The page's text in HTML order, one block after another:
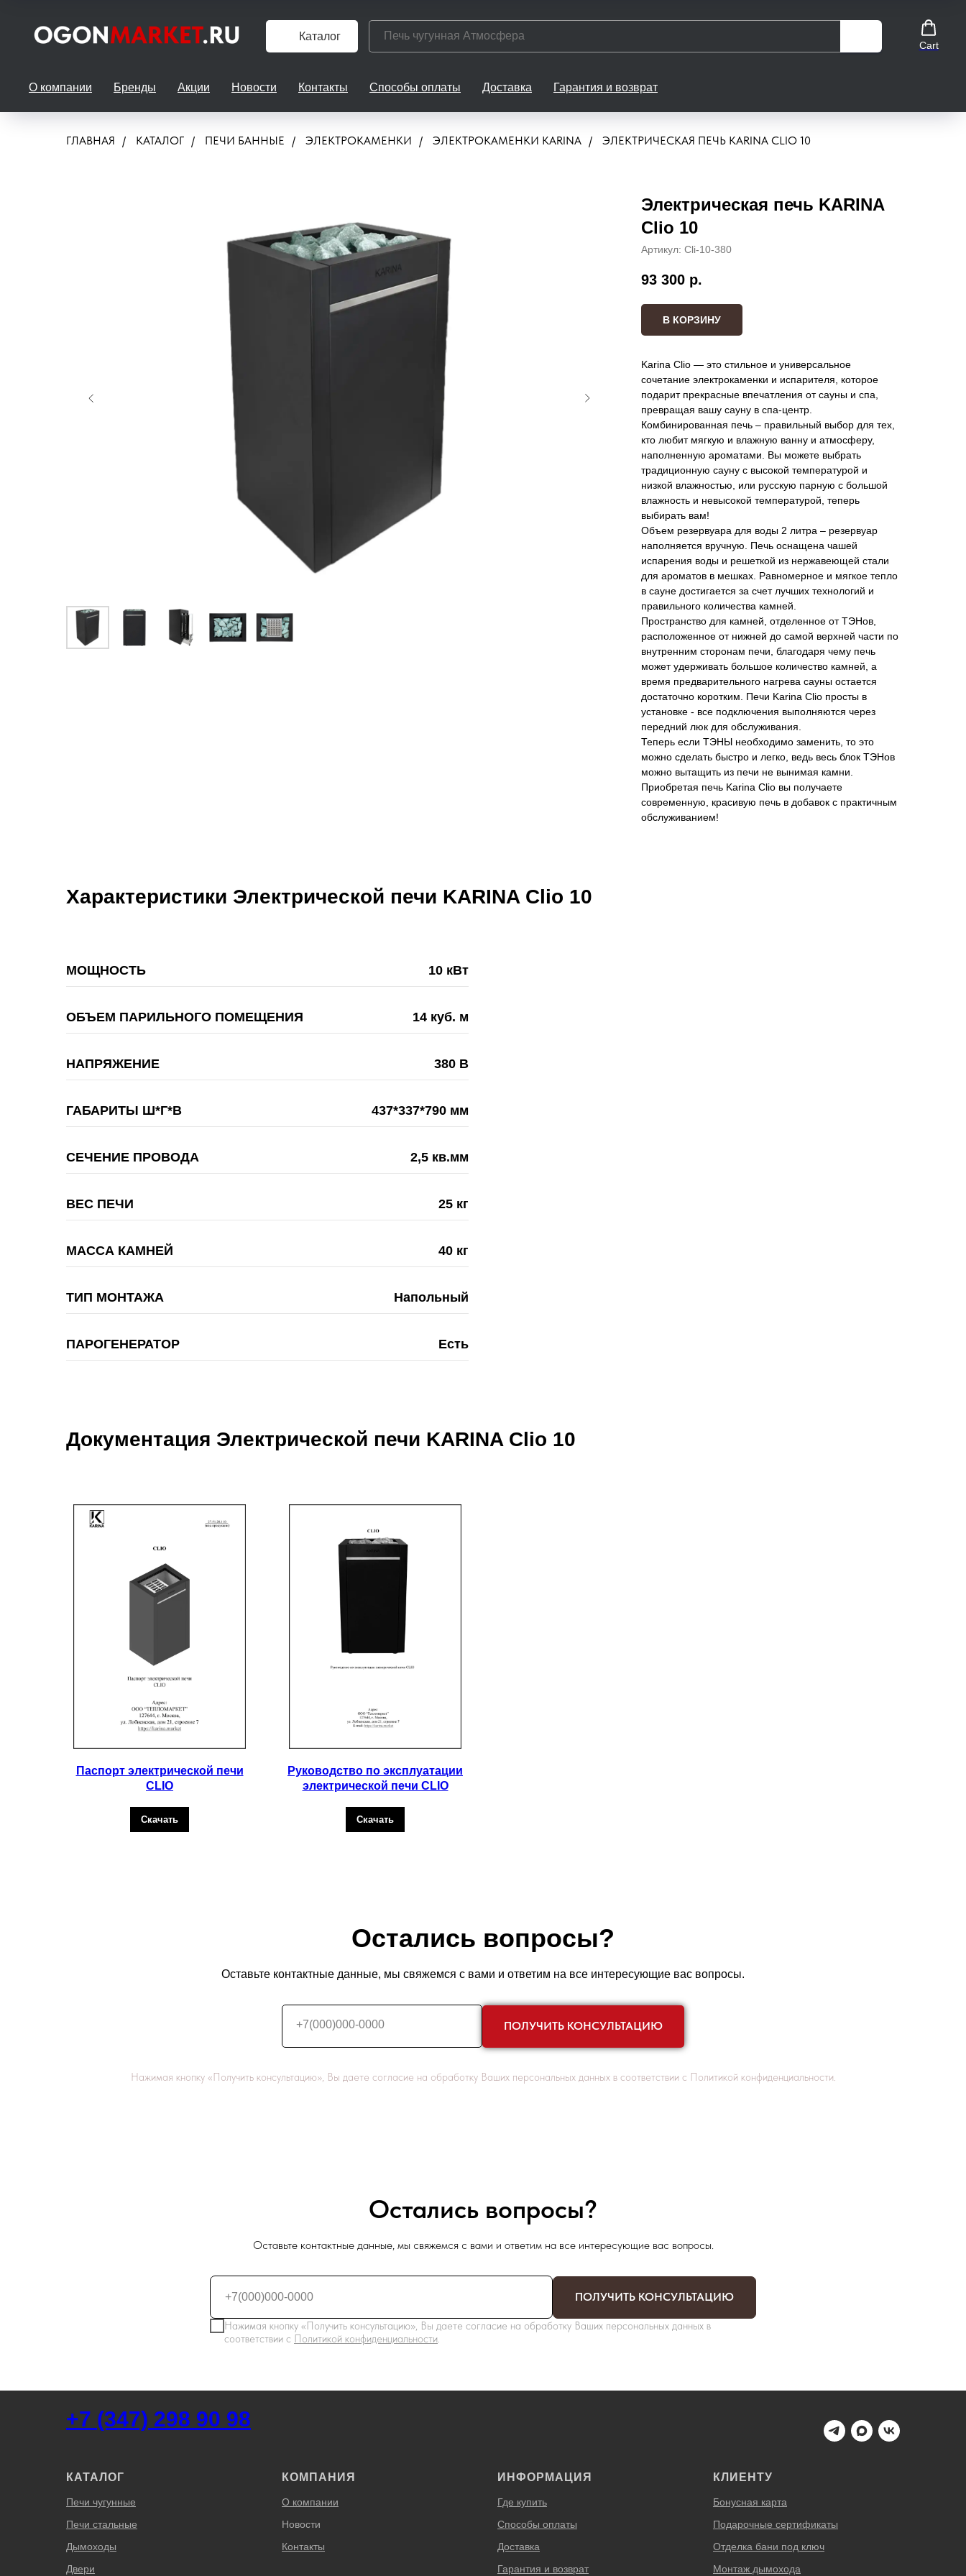
Каталог
Cart
О компании Бренды Акции Новости Контакты Способы оплаты Доставка Гарантия и возврат
ГЛАВНАЯ / КАТАЛОГ / ПЕЧИ БАННЫЕ / ЭЛЕКТРОКАМЕНКИ / ЭЛЕКТРОКАМЕНКИ KARINA / ЭЛЕКТРИЧЕСКАЯ ПЕЧЬ KARINA CLIO 10
Электрическая печь KARINA
Clio 10
Артикул: Cli-10-380
93 300 р.
В КОРЗИНУ
Karina Clio — это стильное и универсальное
сочетание электрокаменки и испарителя, которое
подарит прекрасные впечатления от сауны и спа,
превращая вашу сауну в спа-центр.
Комбинированная печь – правильный выбор для тех,
кто любит мягкую и влажную ванну и атмосферу,
наполненную ароматами. Вы можете выбрать
традиционную сауну c высокой температурой и
низкой влажностью, или русскую парную с большой
влажность и невысокой температурой, теперь
выбирать вам!
Объем резервуара для воды 2 литра – резервуар
наполняется вручную. Печь оснащена чашей
испарения воды и решеткой из нержавеющей стали
для ароматов в мешках. Равномерное и мягкое тепло
в сауне достигается за счет лучших технологий и
правильного количества камней.
Пространство для камней, отделенное от ТЭНов,
расположенное от нижней до самой верхней части по
внутренним сторонам печи, благодаря чему печь
может удерживать большое количество камней, а
время предварительного нагрева сауны остается
достаточно коротким. Печи Karina Clio просты в
установке - все подключения выполняются через
передний люк для обслуживания.
Теперь если ТЭНЫ необходимо заменить, то это
можно сделать быстро и легко, ведь весь блок ТЭНов
можно вытащить из печи не вынимая камни.
Приобретая печь Karina Clio вы получаете
современную, красивую печь в добавок с практичным
обслуживанием!
Характеристики Электрической печи KARINA Clio 10
МОЩНОСТЬ 10 кВт
ОБЪЕМ ПАРИЛЬНОГО ПОМЕЩЕНИЯ 14 куб. м
НАПРЯЖЕНИЕ 380 В
ГАБАРИТЫ Ш*Г*В 437*337*790 мм
СЕЧЕНИЕ ПРОВОДА 2,5 кв.мм
ВЕС ПЕЧИ 25 кг
МАССА КАМНЕЙ 40 кг
ТИП МОНТАЖА Напольный
ПАРОГЕНЕРАТОР Есть
Документация Электрической печи KARINA Clio 10
Паспорт электрической печи
CLIO
Скачать
Руководство по эксплуатации
электрической печи CLIO
Скачать
Остались вопросы?
Оставьте контактные данные, мы свяжемся с вами и ответим на все интересующие вас вопросы.
+7(000)000-0000 ПОЛУЧИТЬ КОНСУЛЬТАЦИЮ
Нажимая кнопку «Получить консультацию», Вы даете согласие на обработку Ваших персональных данных в соответствии с Политикой конфиденциальности.
Остались вопросы?
Оставьте контактные данные, мы свяжемся с вами и ответим на все интересующие вас вопросы.
Нажимая кнопку «Получить консультацию», Вы даете согласие на обработку Ваших персональных данных в
соответствии с Политикой конфиденциальности.
ПОЛУЧИТЬ КОНСУЛЬТАЦИЮ
+7 (347) 298 90 98
КАТАЛОГ
Печи чугунные
Печи стальные
Дымоходы
Двери
КОМПАНИЯ
О компании
Новости
Контакты
ИНФОРМАЦИЯ
Где купить
Способы оплаты
Доставка
Гарантия и возврат
КЛИЕНТУ
Бонусная карта
Подарочные сертификаты
Отделка бани под ключ
Монтаж дымохода